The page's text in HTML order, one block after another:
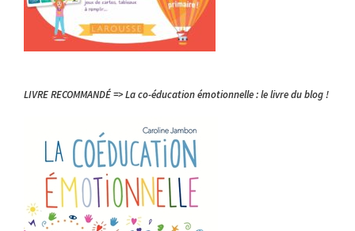
LIVRE RECOMMANDÉ => La co-éducation émotionnelle : le livre du blog !